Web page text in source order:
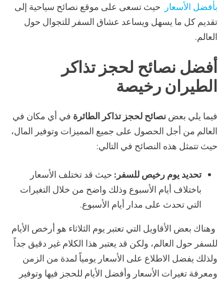
بأفضل الأسعار
حيث تسعى على موقع نصائح سياحية إلى
تقديم كل ما يسهل ويساعد عشاق السفر للتجوال حول
العالم.
أفضل نصائح لحجز تذاكر
الطيران رخيصة
فيما يلي بعض نصائح لحجز تذاكر الطائرة في أي مكان في
العالم من أجل الحصول على جميع المميزات وتوفير المال،
حيث تتمثل هذه النصائح في التالي:
تحديد يوم رخيص للسفر: حيث قد تختلف الأسعار
باختلاف أيام الأسبوع وذلك واضح من خلال التغيرات
التي تحدث على مدار أيام الأسبوع.
وهناك بعض الأقاويل التي تعتبر يوم الثلاثاء هو أرخص الأيام
للسفر حول العالم، ولكن قد يعتبر هذا الكلام غير دقيق جداً
ولذلك يفضل الاطلاع على الأسعار يومياً لمدة من الزمن
ومعرفة تغيرات الأسعار وأفضل الأيام للحجز فيها وتوفير